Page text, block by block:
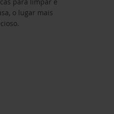
o lugar mais